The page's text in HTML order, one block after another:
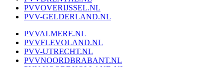
PVVOVERIJSSEL.NL
PVV-GELDERLAND.NL
PVVALMERE.NL
PVVFLEVOLAND.NL
PVV-UTRECHT.NL
PVVNOORDBRABANT.NL